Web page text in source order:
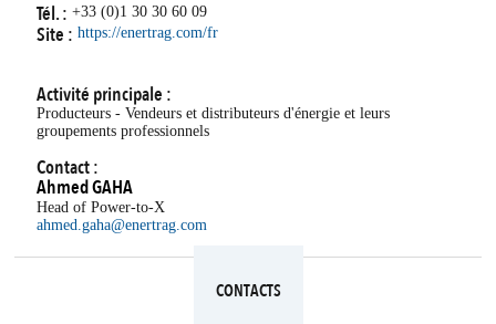
Tél. : +33 (0)1 30 30 60 09
Site : https://enertrag.com/fr
Activité principale :
Producteurs - Vendeurs et distributeurs d'énergie et leurs
groupements professionnels
Contact :
AhmedGAHA
Head of Power-to-X
ahmed.gaha@enertrag.com
CONTACTS